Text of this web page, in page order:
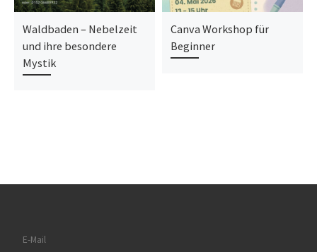
Waldbaden – Nebelzeit
und ihre besondere
Mystik
Canva Workshop für
Beginner
E-Mail